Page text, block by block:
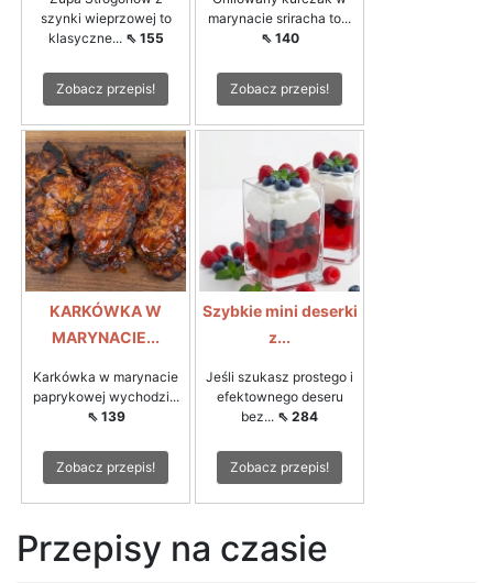
szynki wieprzowej to
klasyczne... ⇖ 155
Zobacz przepis!
marynacie sriracha to...
⇖ 140
Zobacz przepis!
KARKÓWKA W
MARYNACIE...
Karkówka w marynacie
paprykowej wychodzi...
⇖ 139
Zobacz przepis!
Szybkie mini deserki
z...
Jeśli szukasz prostego i
efektownego deseru
bez... ⇖ 284
Zobacz przepis!
Przepisy na czasie